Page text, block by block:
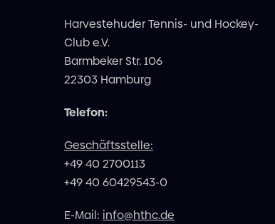
Harvestehuder Tennis- und Hockey-
Club e.V.
Barmbeker Str. 106
22303 Hamburg
Telefon:
Geschäftsstelle:
+49 40 2700113
+49 40 60429543-0
E-Mail: info@hthc.de